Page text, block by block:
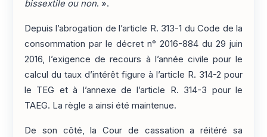
bissextile ou non. ».
Depuis l’abrogation de l’article R. 313-1 du Code de la
consommation par le décret n° 2016-884 du 29 juin
2016, l’exigence de recours à l’année civile pour le
calcul du taux d’intérêt figure à l’article R. 314-2 pour
le TEG et à l’annexe de l’article R. 314-3 pour le
TAEG. La règle a ainsi été maintenue.
De son côté, la Cour de cassation a réitéré sa